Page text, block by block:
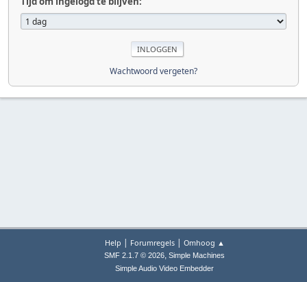
Wachtwoord vergeten?
Help | Forumregels| Omhoog ▲
SMF 2.1.7 © 2026, Simple Machines
Simple Audio Video Embedder